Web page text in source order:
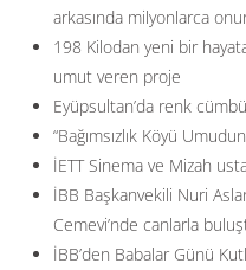
arkasında milyonlarca
198 Kilodan yeni bir
umut veren proje
Eyüpsultan’da renk
“Bağımsızlık Köyü
İETT Sinema ve Mizah
İBB Başkanvekili Nuri
Cemevi’nde canlarla
İBB’den Babalar Günü